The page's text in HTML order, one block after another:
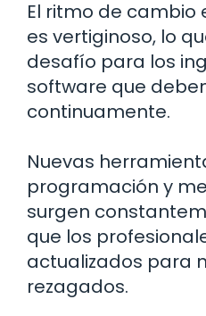
El ritmo de cambio
es vertiginoso, lo
desafío para los
software que
continuamente.
Nuevas
programación y
surgen
que los
actualizados para
rezagados.